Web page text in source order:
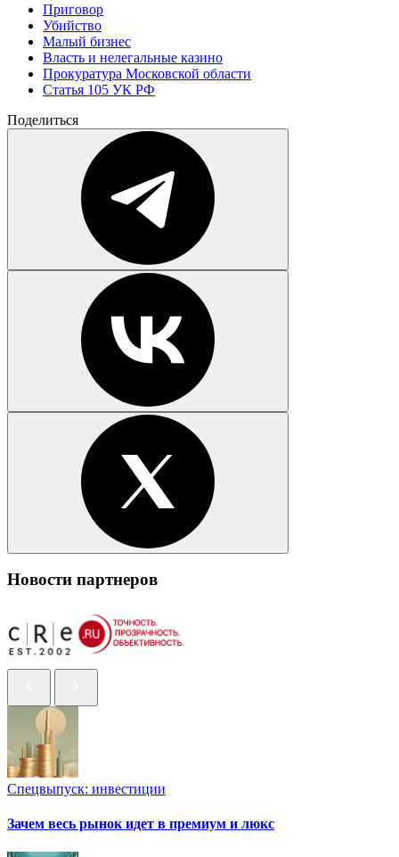
Приговор
Убийство
Малый бизнес
Власть и нелегальные казино
Прокуратура Московской области
Статья 105 УК РФ
Поделиться
Новости партнеров
Спецвыпуск: инвестиции
Зачем весь рынок идет в премиум и люкс